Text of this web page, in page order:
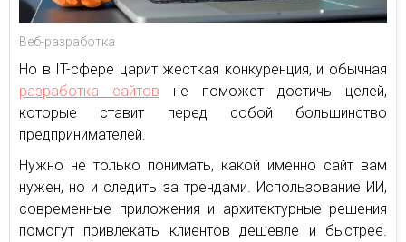
Веб-разработка
Но в IT-сфере царит жесткая конкуренция, и обычная
разработка сайтов не поможет достичь целей,
которые ставит перед собой большинство
предпринимателей.
Нужно не только понимать, какой именно сайт вам
нужен, но и следить за трендами. Использование ИИ,
современные приложения и архитектурные решения
помогут привлекать клиентов дешевле и быстрее.